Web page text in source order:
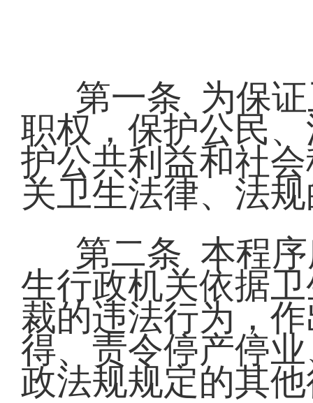
第一条 为保
职权，保护公民
护公共利益和社
关卫生法律、法
第二条 本程
生行政机关依据
裁的违法行为，
得、责令停产停
政法规规定的其